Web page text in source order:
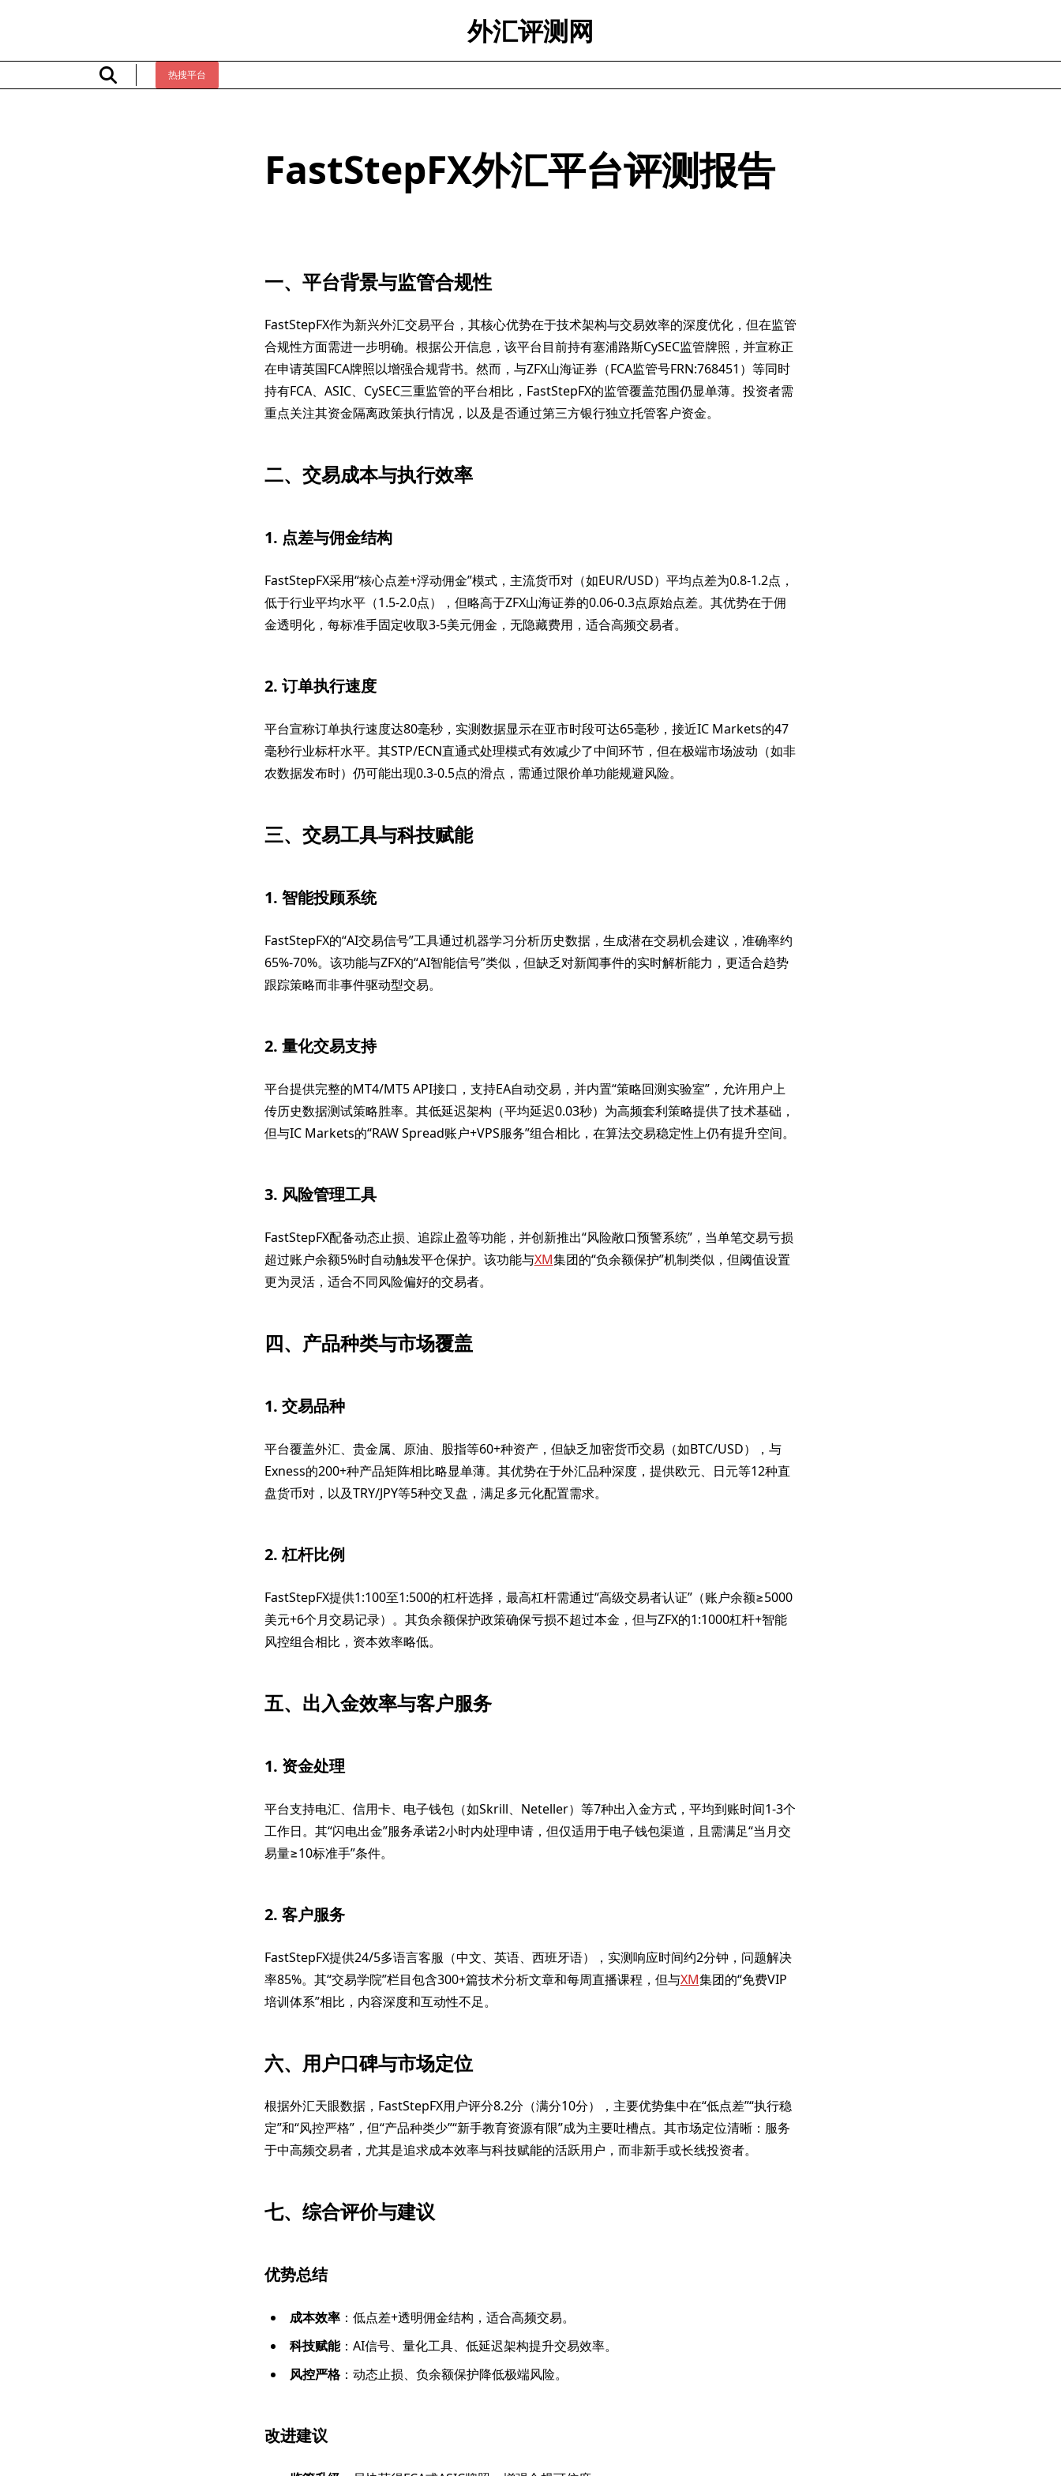
外汇评测网
热搜平台
FastStepFX外汇平台评测报告
一、平台背景与监管合规性
FastStepFX作为新兴外汇交易平台，其核心优势在于技术架构与交易效率的深度优化，但在监管
合规性方面需进一步明确。根据公开信息，该平台目前持有塞浦路斯CySEC监管牌照，并宣称正
在申请英国FCA牌照以增强合规背书。然而，与ZFX山海证券（FCA监管号FRN:768451）等同时
持有FCA、ASIC、CySEC三重监管的平台相比，FastStepFX的监管覆盖范围仍显单薄。投资者需
重点关注其资金隔离政策执行情况，以及是否通过第三方银行独立托管客户资金。
二、交易成本与执行效率
1. 点差与佣金结构
FastStepFX采用“核心点差+浮动佣金”模式，主流货币对（如EUR/USD）平均点差为0.8-1.2点，
低于行业平均水平（1.5-2.0点），但略高于ZFX山海证券的0.06-0.3点原始点差。其优势在于佣
金透明化，每标准手固定收取3-5美元佣金，无隐藏费用，适合高频交易者。
2. 订单执行速度
平台宣称订单执行速度达80毫秒，实测数据显示在亚市时段可达65毫秒，接近IC Markets的47
毫秒行业标杆水平。其STP/ECN直通式处理模式有效减少了中间环节，但在极端市场波动（如非
农数据发布时）仍可能出现0.3-0.5点的滑点，需通过限价单功能规避风险。
三、交易工具与科技赋能
1. 智能投顾系统
FastStepFX的“AI交易信号”工具通过机器学习分析历史数据，生成潜在交易机会建议，准确率约
65%-70%。该功能与ZFX的“AI智能信号”类似，但缺乏对新闻事件的实时解析能力，更适合趋势
跟踪策略而非事件驱动型交易。
2. 量化交易支持
平台提供完整的MT4/MT5 API接口，支持EA自动交易，并内置“策略回测实验室”，允许用户上
传历史数据测试策略胜率。其低延迟架构（平均延迟0.03秒）为高频套利策略提供了技术基础，
但与IC Markets的“RAW Spread账户+VPS服务”组合相比，在算法交易稳定性上仍有提升空间。
3. 风险管理工具
FastStepFX配备动态止损、追踪止盈等功能，并创新推出“风险敞口预警系统”，当单笔交易亏损
超过账户余额5%时自动触发平仓保护。该功能与XM集团的“负余额保护”机制类似，但阈值设置
更为灵活，适合不同风险偏好的交易者。
四、产品种类与市场覆盖
1. 交易品种
平台覆盖外汇、贵金属、原油、股指等60+种资产，但缺乏加密货币交易（如BTC/USD），与
Exness的200+种产品矩阵相比略显单薄。其优势在于外汇品种深度，提供欧元、日元等12种直
盘货币对，以及TRY/JPY等5种交叉盘，满足多元化配置需求。
2. 杠杆比例
FastStepFX提供1:100至1:500的杠杆选择，最高杠杆需通过“高级交易者认证”（账户余额≥5000
美元+6个月交易记录）。其负余额保护政策确保亏损不超过本金，但与ZFX的1:1000杠杆+智能
风控组合相比，资本效率略低。
五、出入金效率与客户服务
1. 资金处理
平台支持电汇、信用卡、电子钱包（如Skrill、Neteller）等7种出入金方式，平均到账时间1-3个
工作日。其“闪电出金”服务承诺2小时内处理申请，但仅适用于电子钱包渠道，且需满足“当月交
易量≥10标准手”条件。
2. 客户服务
FastStepFX提供24/5多语言客服（中文、英语、西班牙语），实测响应时间约2分钟，问题解决
率85%。其“交易学院”栏目包含300+篇技术分析文章和每周直播课程，但与XM集团的“免费VIP
培训体系”相比，内容深度和互动性不足。
六、用户口碑与市场定位
根据外汇天眼数据，FastStepFX用户评分8.2分（满分10分），主要优势集中在“低点差”“执行稳
定”和“风控严格”，但“产品种类少”“新手教育资源有限”成为主要吐槽点。其市场定位清晰：服务
于中高频交易者，尤其是追求成本效率与科技赋能的活跃用户，而非新手或长线投资者。
七、综合评价与建议
优势总结
成本效率：低点差+透明佣金结构，适合高频交易。
科技赋能：AI信号、量化工具、低延迟架构提升交易效率。
风控严格：动态止损、负余额保护降低极端风险。
改进建议